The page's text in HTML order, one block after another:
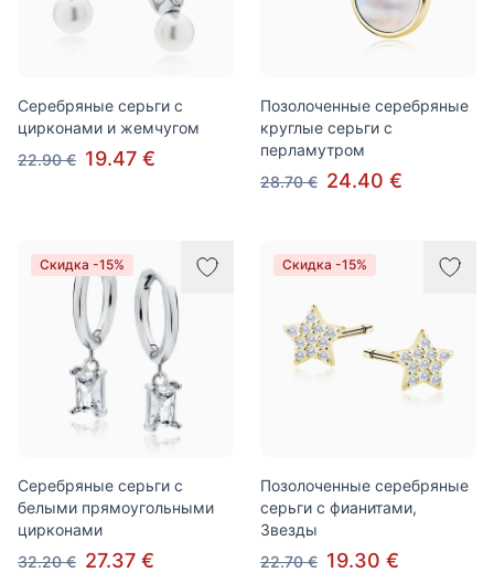
Серебряные серьги с
цирконами и жемчугом
22.90 € 19.47 €
Позолоченные серебряные
круглые серьги с
перламутром
28.70 € 24.40 €
Скидка -15%
Серебряные серьги с
белыми прямоугольными
цирконами
32.20 € 27.37 €
Скидка -15%
Позолоченные серебряные
серьги с фианитами,
Звезды
22.70 € 19.30 €